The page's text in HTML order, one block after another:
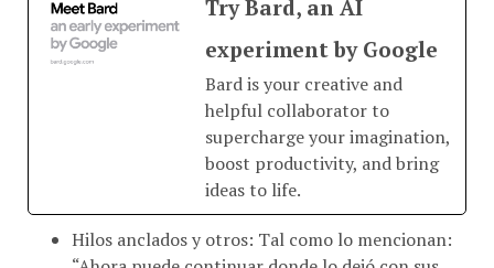
experiment by Google
Bard is your creative and
helpful collaborator to
supercharge your imagination,
boost productivity, and bring
ideas to life.
Hilos anclados y otros: Tal como lo mencionan:
“Ahora puede continuar donde lo dejó con sus